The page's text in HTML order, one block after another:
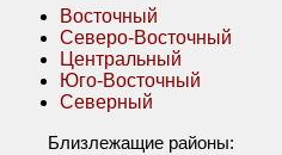
Восточный
Северо-Восточный
Центральный
Юго-Восточный
Северный
Близлежащие районы: